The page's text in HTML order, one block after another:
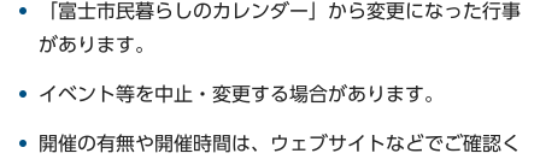
「富士市民暮らしのカレンダー」から変更になった行事
があります。
イベント等を中止・変更する場合があります。
開催の有無や開催時間は、ウェブサイトなどでご確認く